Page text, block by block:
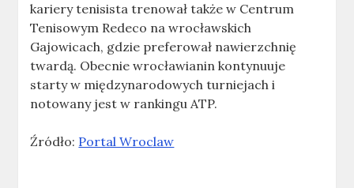
kariery tenisista trenował także w Centrum
Tenisowym Redeco na wrocławskich
Gajowicach, gdzie preferował nawierzchnię
twardą. Obecnie wrocławianin kontynuuje
starty w międzynarodowych turniejach i
notowany jest w rankingu ATP.
Źródło: Portal Wroclaw